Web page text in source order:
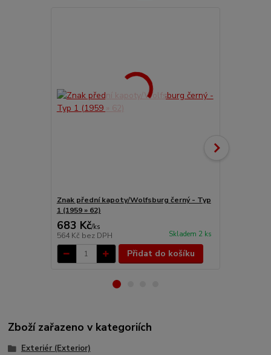
Znak přední kapoty/Wolfsburg černý - Typ
1 (1959 » 62)
683 Kč/ks
564 Kč bez DPH Skladem 2 ks
Přidat do košíku
Zboží zařazeno v kategoriích
Exteriér (Exterior)